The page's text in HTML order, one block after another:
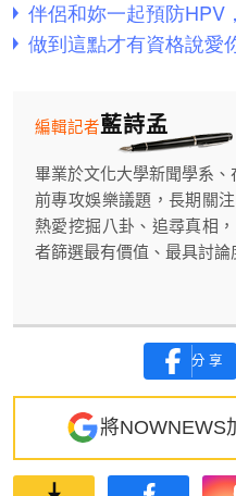
藍詩孟
編輯記者
畢業於文化大學新聞學系
前專攻娛樂議題，長期關
熱愛挖掘八卦、追尋真相
者篩選最有價值、最具討
分享
將NOWNEWS